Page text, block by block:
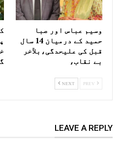
وسیم عباس اور صبا
حمید کے درمیان 14 سال
قبل کی علیحدگی،بلآخر
بے نقاب،
NEXT
LEAVE A REPLY